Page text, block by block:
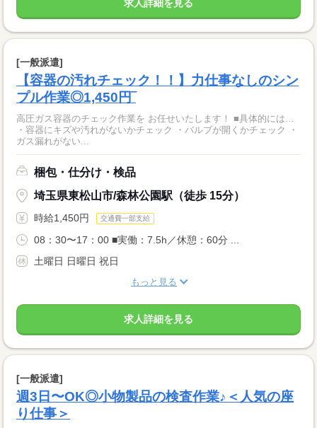
求人詳細を見る
[一般派遣]
【容器の汚れチェック！！】力仕事なしのシン
プル作業◎1,450円‾
高圧ガス容器のチェック作業を お任せいたします！ ■具体的には…
・容器にキズや汚れがないかチェック ・バルブが開くかチェック ・
ガス漏れがない...
梱包・仕分け・検品
埼玉県東松山市/森林公園駅（徒歩 15分）
時給1,450円 交通費一部支給
08：30〜17：00 ■実働：7.5h／休憩：60分 ...
土曜日 日曜日 祝日
もっと見る
求人詳細を見る
[一般派遣]
週3日〜OK◎小物製品の検査作業♪＜人気の座
り仕事＞